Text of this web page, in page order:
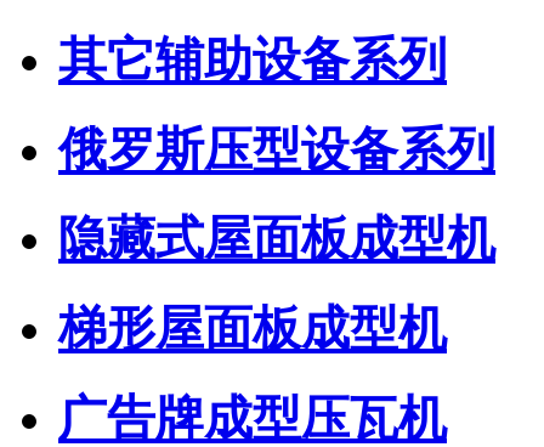
其它辅助设备系列
俄罗斯压型设备系列
隐藏式屋面板成型机
梯形屋面板成型机
广告牌成型压瓦机